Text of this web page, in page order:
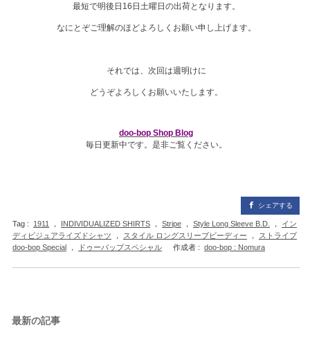
最短で明後日16日土曜日の出荷となります。
なにとぞご理解のほどよろしくお願い申し上げます。
それでは、次回は週明けに
どうぞよろしくお願いいたします。
doo-bop Shop Blog
毎日更新中です。是非ご覧ください。
シェアする
Tag : 1911 ， INDIVIDUALIZED SHIRTS ， Stripe ， Style Long Sleeve B.D. ，
イン
ディビジュアライズドシャツ
， スタイル ロングスリーブビーディー ，
ストライプ
doo-bop Special
， ドゥーバップスペシャル 作成者 : doo-bop : Nomura
最新の記事